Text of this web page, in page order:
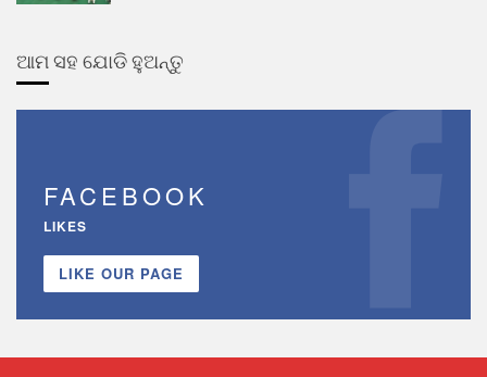
ଆମ ସହ ଯୋଡି ହୁଅନ୍ତୁ
FACEBOOK
LIKES
LIKE OUR PAGE